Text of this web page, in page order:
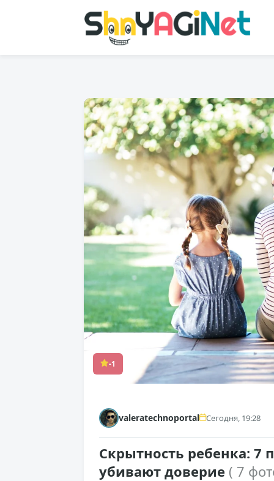
-1
valeratechnoportal Сегодня, 19:28
Скрытность ребенка: 7
убивают доверие ( 7